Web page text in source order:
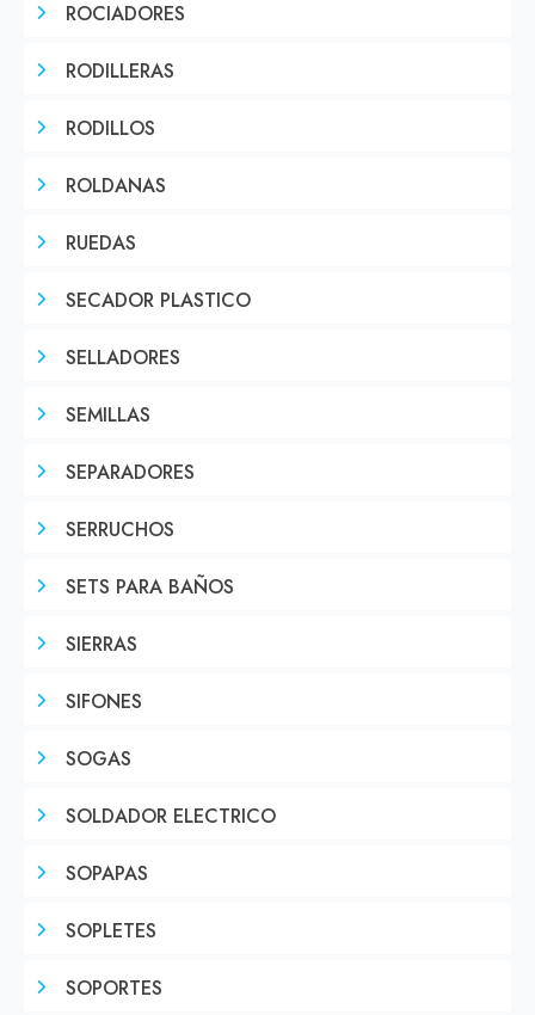
ROCIADORES
RODILLERAS
RODILLOS
ROLDANAS
RUEDAS
SECADOR PLASTICO
SELLADORES
SEMILLAS
SEPARADORES
SERRUCHOS
SETS PARA BAÑOS
SIERRAS
SIFONES
SOGAS
SOLDADOR ELECTRICO
SOPAPAS
SOPLETES
SOPORTES